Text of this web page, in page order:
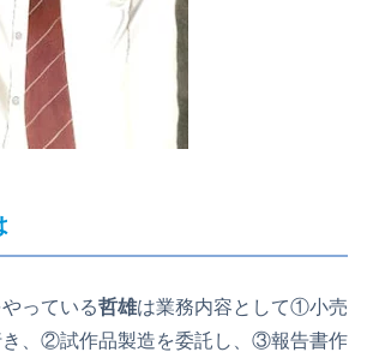
っている哲雄は業務内容として①小売
き、②試作品製造を委託し、③報告書作